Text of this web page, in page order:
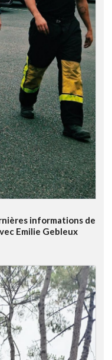
informations de
Emilie Gebleux